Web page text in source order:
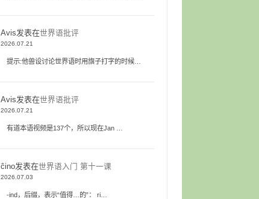
Avis发表在世界语批评
2026.07.21
提示:他兽设讨论世界语时用旗子打字的时候…
Avis发表在世界语批评
2026.07.21
有道本语视频是137个，所以现在Jan …
ĉino发表在世界语入门 第十一课
2026.07.03
-ind，后缀，表示“值得…的”： ri…